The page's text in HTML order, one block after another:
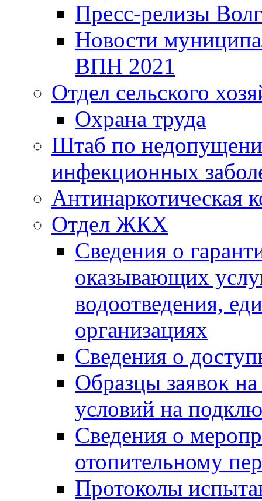
Пресс-релизы
Новости
ВПН 2021
Отдел сельского
Охрана труда
Штаб по
инфекционных
Антинаркотическая
Отдел ЖКХ
Сведения о
оказывающих
водоотведения,
организациях
Сведения о
Образцы заявок
условий на
Сведения о
отопительному
Протоколы